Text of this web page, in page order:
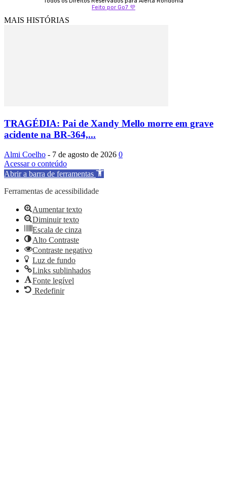
Feito por Go7 💜
MAIS HISTÓRIAS
TRAGÉDIA: Pai de Xandy Mello morre em grave
acidente na BR-364,...
Almi Coelho - 7 de agosto de 2026 0
Acessar o conteúdo
Abrir a barra de ferramentas
Ferramentas de acessibilidade
Aumentar texto
Diminuir texto
Escala de cinza
Alto Contraste
Contraste negativo
Luz de fundo
Links sublinhados
Fonte legível
Redefinir